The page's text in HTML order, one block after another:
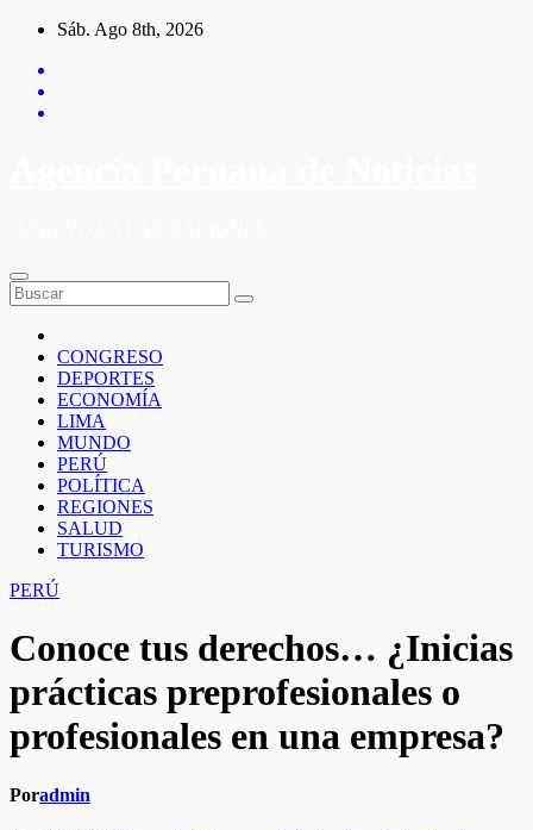
Saltar
contenido
Sáb. Ago 8th, 2026
CONGRESO
DEPORTES
ECONOMÍA
LIMA
MUNDO
PERÚ
POLÍTICA
REGIONES
SALUD
TURISMO
PERÚ
Conoce tus derechos… ¿Inicias
prácticas preprofesionales o
profesionales en una empresa?
Poradmin